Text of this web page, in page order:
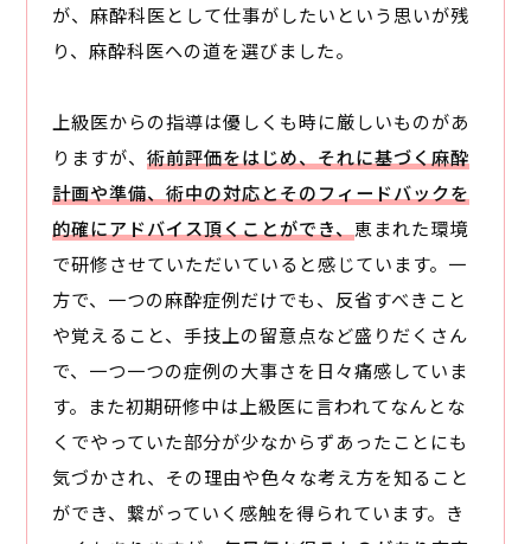
が、麻酔科医として仕事がしたいという思いが残
り、麻酔科医への道を選びました。
上級医からの指導は優しくも時に厳しいものがあ
りますが、 術前評価をはじめ、それに基づく麻酔
計画や準備、術中の対応とそのフィードバックを
的確にアドバイス頂くことができ、恵まれた環境
で研修させていただいていると感じています。一
方で、一つの麻酔症例だけでも、反省すべきこと
や覚えること、手技上の留意点など盛りだくさん
で、一つ一つの症例の大事さを日々痛感していま
す。また初期研修中は上級医に言われてなんとな
くでやっていた部分が少なからずあったことにも
気づかされ、その理由や色々な考え方を知ること
ができ、繋がっていく感触を得られています。き